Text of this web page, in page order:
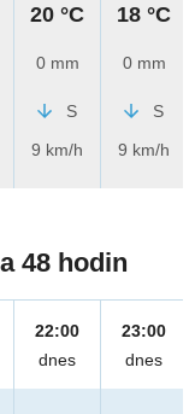
20 °C
0 mm
S
9 km/h
18 °C
0 mm
S
9 km/h
48 hodin
22:00
dnes
23:00
dnes